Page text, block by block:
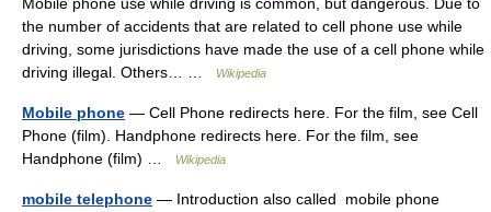
the number of accidents that are related to cell phone use while
driving, some jurisdictions have made the use of a cell phone while
driving illegal. Others… …
Wikipedia
Mobile phone — Cell Phone redirects here. For the film, see Cell
Phone (film). Handphone redirects here. For the film, see
Handphone (film) …
Wikipedia
mobile telephone — Introduction also called mobile phone